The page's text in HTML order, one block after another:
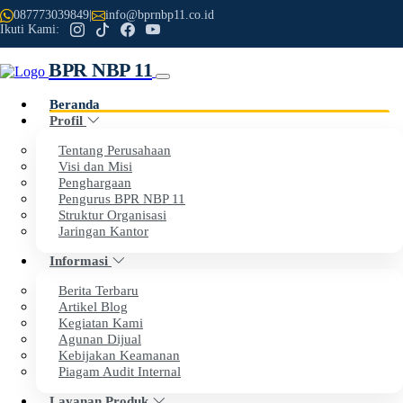
087773039849
info@bprnbp11.co.id
Ikuti Kami:
BPR NBP 11
Beranda
Profil
Tentang Perusahaan
Visi dan Misi
Penghargaan
Pengurus BPR NBP 11
Struktur Organisasi
Jaringan Kantor
Informasi
Berita Terbaru
Artikel Blog
Kegiatan Kami
Agunan Dijual
Kebijakan Keamanan
Piagam Audit Internal
PreviousNext
Selamat Datang di Website Resmi
PT BPR NBP 11
Dengan penuh rasa syukur, kami menyampaikan apresiasi
setinggi-tingginya kepada seluruh nasabah dan mitra kerja
atas kepercayaan dan dukungan yang telah diberikan
kepada BPR NBP 11.